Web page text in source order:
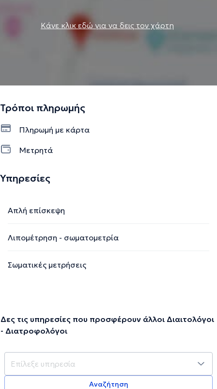
γραφείο ή και εξ’ αποστάσεως.
Την περιγραφή επιμελείται η ομάδα του doctoranytime βασισμένη σε
Κάνε κλικ εδώ για να δεις τον χάρτη
Τρόποι πληρωμής
Πληρωμή με κάρτα
Μετρητά
Υπηρεσίες
Απλή επίσκεψη
Λιπομέτρηση - σωματομετρία
Σωματικές μετρήσεις
Δες τις υπηρεσίες που προσφέρουν άλλοι Διαιτολόγοι
- Διατροφολόγοι
Αναζήτηση